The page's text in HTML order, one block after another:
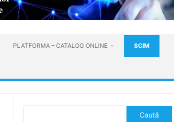
PLATFORMA – CATALOG ONLINE SCIM
Caută